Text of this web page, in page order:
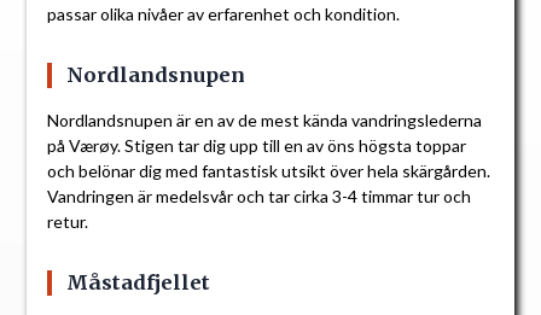
passar olika nivåer av erfarenhet och kondition.
Nordlandsnupen
Nordlandsnupen är en av de mest kända vandringslederna
på Værøy. Stigen tar dig upp till en av öns högsta toppar
och belönar dig med fantastisk utsikt över hela skärgården.
Vandringen är medelsvår och tar cirka 3-4 timmar tur och
retur.
Måstadfjellet